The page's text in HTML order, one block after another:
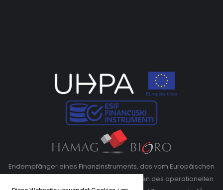
Endempfänger eines Finanzinstruments, das vom Europäischen
Fonds für regionale Entwicklung im Rahmen des operationellen